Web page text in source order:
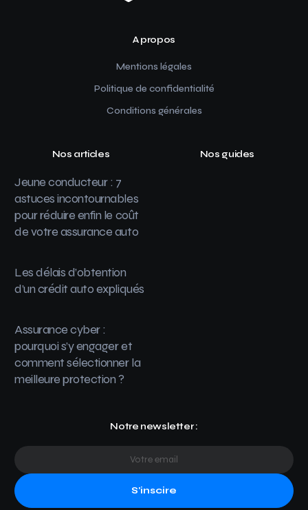
A propos
Mentions légales
Politique de confidentialité
Conditions générales
Nos articles
Jeune conducteur : 7
astuces incontournables
pour réduire enfin le coût
de votre assurance auto
Les délais d’obtention
d’un crédit auto expliqués
Assurance cyber :
pourquoi s’y engager et
comment sélectionner la
meilleure protection ?
Nos guides
Notre newsletter :
S'inscire